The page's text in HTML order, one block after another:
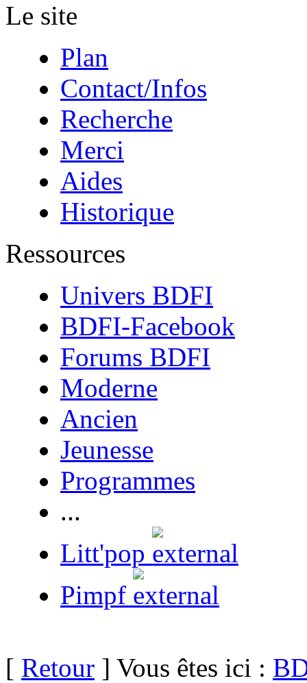
Le site
Plan
Contact/Infos
Recherche
Merci
Aides
Historique
Ressources
Univers BDFI
BDFI-Facebook
Forums BDFI
Moderne
Ancien
Jeunesse
Programmes
...
Litt'pop
Pimpf
[ Retour ] Vous êtes ici :